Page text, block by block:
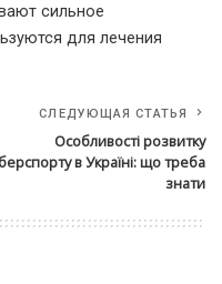
сильное
для лечения
СЛЕДУЮЩАЯ СТАТЬЯ
Особливості розвитку
в Україні: що треба
знати